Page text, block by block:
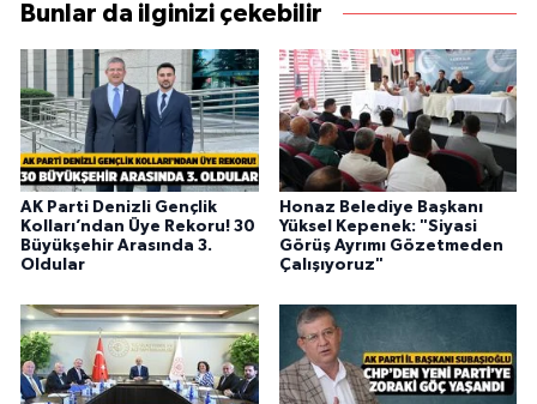
Bunlar da ilginizi çekebilir
AK Parti Denizli Gençlik
Kolları’ndan Üye Rekoru! 30
Büyükşehir Arasında 3.
Oldular
Honaz Belediye Başkanı
Yüksel Kepenek: "Siyasi
Görüş Ayrımı Gözetmeden
Çalışıyoruz"